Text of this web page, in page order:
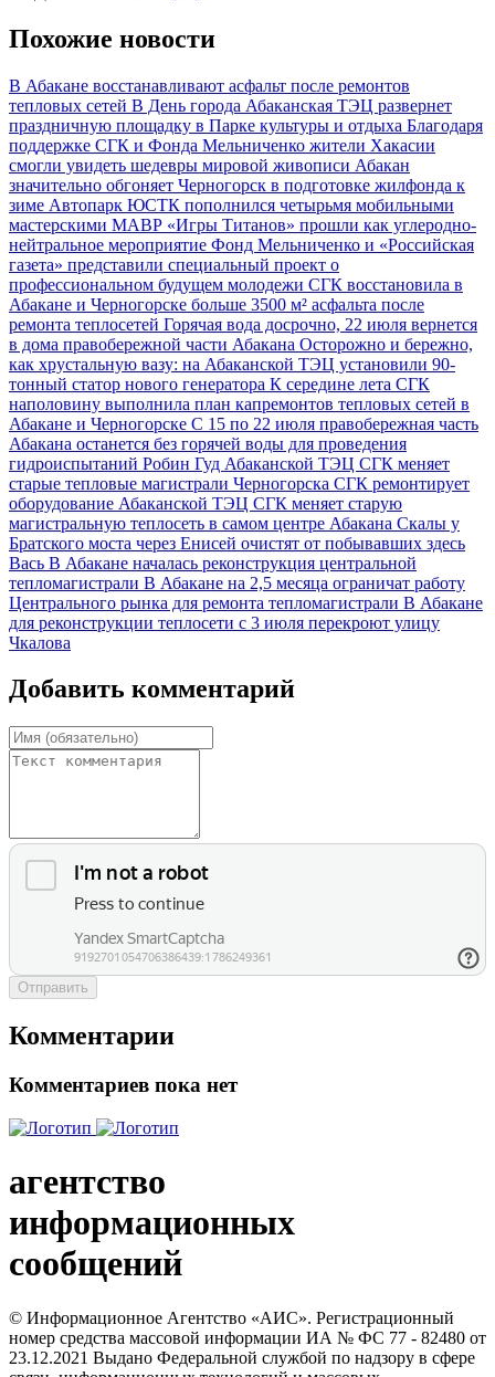
Похожие новости
В Абакане восстанавливают асфальт после ремонтов
тепловых сетей В День города Абаканская ТЭЦ развернет
праздничную площадку в Парке культуры и отдыха Благодаря
поддержке СГК и Фонда Мельниченко жители Хакасии
смогли увидеть шедевры мировой живописи Абакан
значительно обгоняет Черногорск в подготовке жилфонда к
зиме Автопарк ЮСТК пополнился четырьмя мобильными
мастерскими МАВР «Игры Титанов» прошли как углеродно-
нейтральное мероприятие Фонд Мельниченко и «Российская
газета» представили специальный проект о
профессиональном будущем молодежи СГК восстановила в
Абакане и Черногорске больше 3500 м² асфальта после
ремонта теплосетей Горячая вода досрочно, 22 июля вернется
в дома правобережной части Абакана Осторожно и бережно,
как хрустальную вазу: на Абаканской ТЭЦ установили 90-
тонный статор нового генератора К середине лета СГК
наполовину выполнила план капремонтов тепловых сетей в
Абакане и Черногорске С 15 по 22 июля правобережная часть
Абакана останется без горячей воды для проведения
гидроиспытаний Робин Гуд Абаканской ТЭЦ СГК меняет
старые тепловые магистрали Черногорска СГК ремонтирует
оборудование Абаканской ТЭЦ СГК меняет старую
магистральную теплосеть в самом центре Абакана Скалы у
Братского моста через Енисей очистят от побывавших здесь
Вась В Абакане началась реконструкция центральной
тепломагистрали В Абакане на 2,5 месяца ограничат работу
Центрального рынка для ремонта тепломагистрали В Абакане
для реконструкции теплосети с 3 июля перекроют улицу
Чкалова
Добавить комментарий
Отправить
Комментарии
Комментариев пока нет
агентство
информационных
сообщений
© Информационное Агентство «АИС». Регистрационный
номер средства массовой информации ИА № ФС 77 - 82480 от
23.12.2021 Выдано Федеральной службой по надзору в сфере